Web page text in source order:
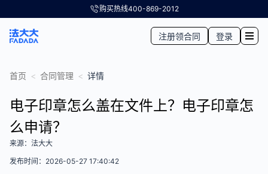
购买热线400-869-2012
注册领合同 登录
首页 < 合同管理 < 详情
电子印章怎么盖在文件上？电子印章怎
么申请？
来源：法大大
发布时间：2026-05-27 17:40:42